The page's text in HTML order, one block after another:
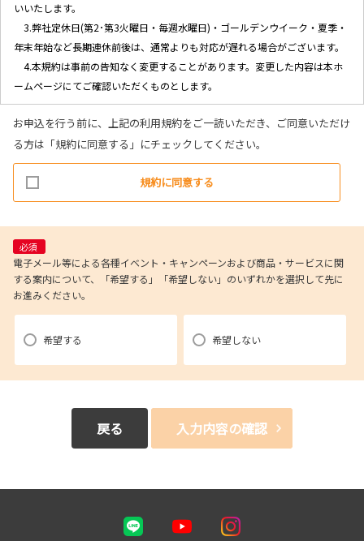
いいたします。
3.弊社定休日(第2･第3火曜日・毎週水曜日)・ゴールデンウイーク・夏季・
年末年始など長期連休前後は、通常よりも対応が遅れる場合がございます。
4.本規約は事前の告知なく変更することがあります。変更した内容は本ホ
ームページにてご確認いただくものとします。
【2．個人情報の取り扱いについて】
1.当社ホームページ上に掲示する「プライバシー・ポリシー」に基づき、
適切に取り扱うものとします。
2.当社が取得したお客様の個人情報（本リクエストフォームよりご入力い
容、当ウェブサイトの閲覧情報）は、以下の目的で利用させていただきま
す。
(1)お申込み頂いたリクエストに対応するにあたり必要な確認や連絡をす
るため。
(2)本リクエストに関するお問い合せやご要望に対し適切に対応するた
め。
各種イベント・キャンペーン等についてご案内するため。（お客様の個人情
りご案内・ご提案致します。）
(5)お客様からの商品・サービス等に関するお問合せ・ご要望に対し適切
お申込を行う前に、上記の利用規約をご一読いただき、ご同意いただけ
る方は「規約に同意する」にチェックしてください。
規約に同意する
必須
電子メール等による各種イベント・キャンペーンおよび商品・サービスに関
する案内について、「希望する」「希望しない」のいずれかを選択して先に
お進みください。
希望する 希望しない
戻る 入力内容の確認